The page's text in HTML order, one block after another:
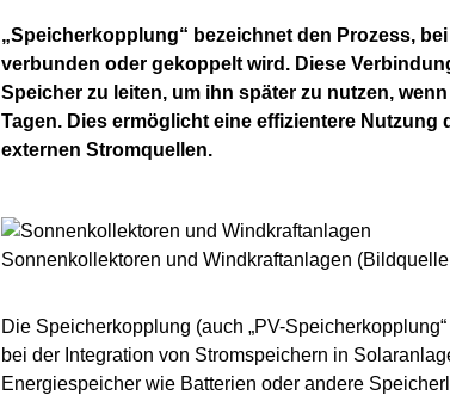
„Speicherkopplung“ bezeichnet den Prozess,
verbunden oder gekoppelt wird. Diese
Speicher zu leiten, um ihn später zu nutzen,
Tagen. Dies ermöglicht eine effizientere
externen Stromquellen.
Sonnenkollektoren und Windkraftanlagen
Die Speicherkopplung (auch „PV-
bei der Integration von Stromspeichern in
Energiespeicher wie Batterien oder andere